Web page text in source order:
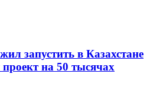
запустить в Казахстане
на 50 тысячах